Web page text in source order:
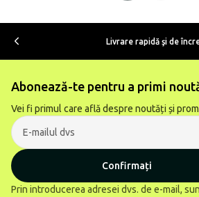
Livrare rapidă şi de
Abonează-te pentru a primi
Vei fi primul care află despre noutăți și
Confirmați
Prin introducerea adresei dvs. de e-mail,